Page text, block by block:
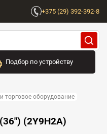
+375 (29) 392-392-8
Подбор по устройству
бренд
торговое оборудование
(2Y9H2A)